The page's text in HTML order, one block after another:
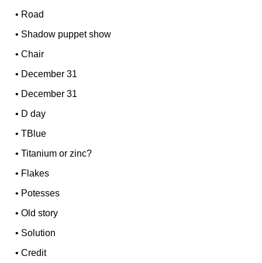
• Road
• Shadow puppet show
•Chair
• December 31
• December 31
• D day
•TBlue
•Titanium or zinc?
• Flakes
• Potesses
•Old story
• Solution
•Credit